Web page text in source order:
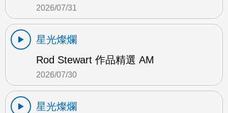
2026/07/31
星光燦爛
Rod Stewart 作品精選 AM
2026/07/30
星光燦爛